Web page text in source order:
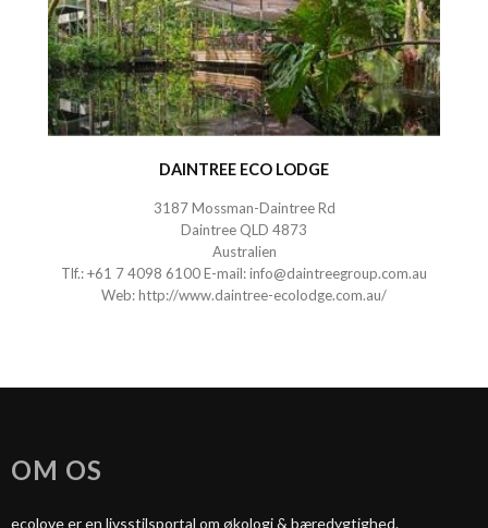
DAINTREE ECO LODGE
3187 Mossman-Daintree Rd
Daintree QLD 4873
Australien
Tlf.:+61 7 4098 6100E-mail:info@daintreegroup.com.au
Web:http://www.daintree-ecolodge.com.au/
OM OS
ecolove er en livsstilsportal om økologi & bæredygtighed.